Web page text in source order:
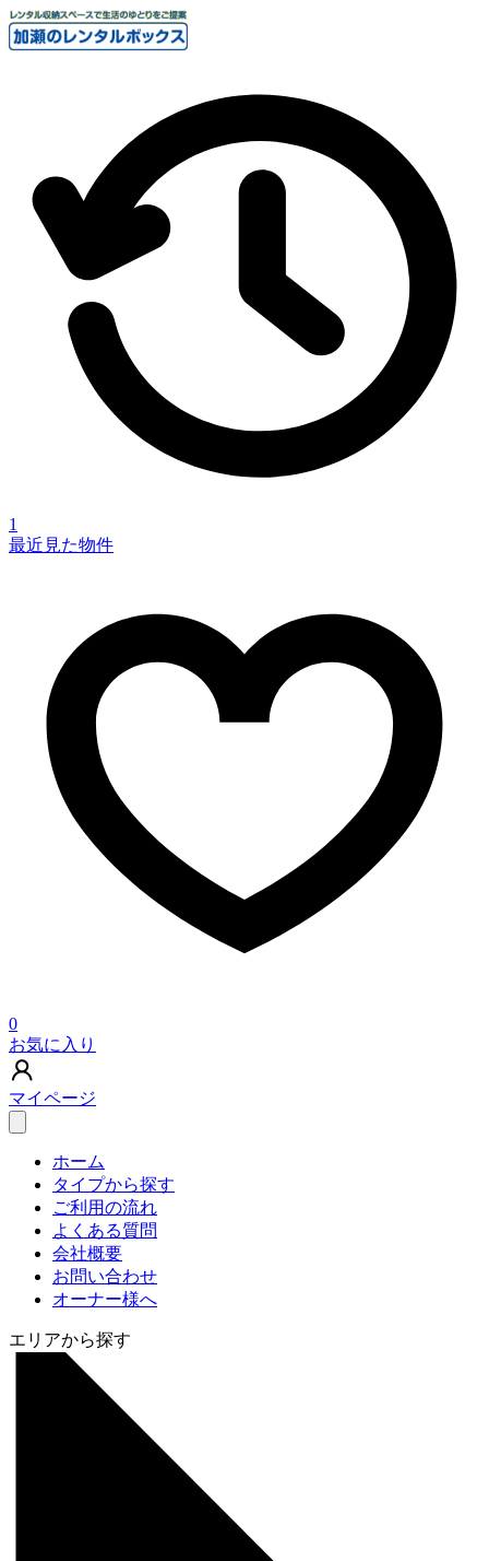
1
最近見た物件
0
お気に入り
マイページ
ホーム
タイプから探す
ご利用の流れ
よくある質問
会社概要
お問い合わせ
オーナー様へ
エリアから探す